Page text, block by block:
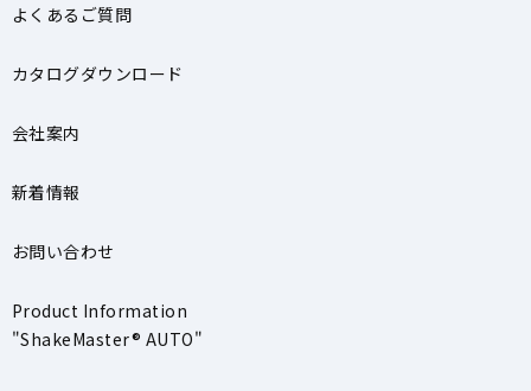
よくあるご質問
カタログダウンロード
会社案内
新着情報
お問い合わせ
Product Information
"ShakeMaster® AUTO"